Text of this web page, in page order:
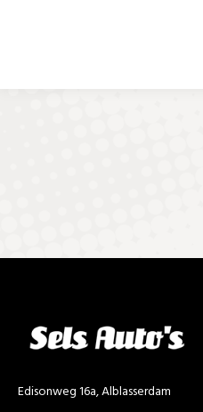
Edisonweg 16a, Alblasserdam